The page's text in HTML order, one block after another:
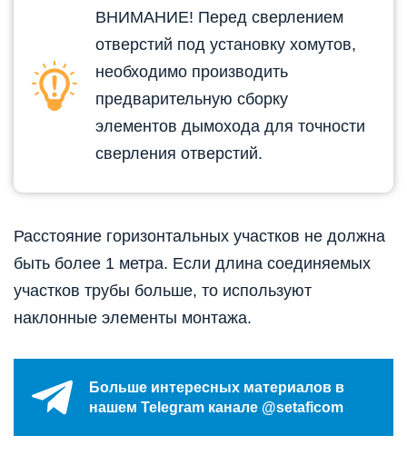
ВНИМАНИЕ! Перед сверлением
отверстий под установку хомутов,
необходимо производить
предварительную сборку
элементов дымохода для точности
сверления отверстий.
Расстояние горизонтальных участков не должна
быть более 1 метра. Если длина соединяемых
участков трубы больше, то используют
наклонные элементы монтажа.
Больше интересных материалов в
нашем Telegram канале @setaficom